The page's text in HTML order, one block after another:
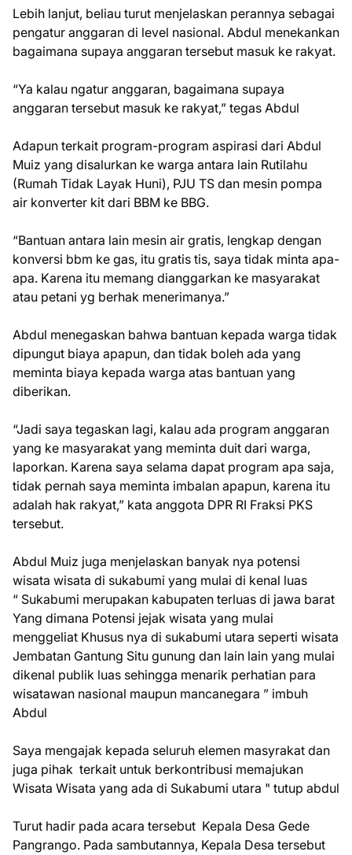
Lebih lanjut, beliau turut menjelaskan perannya sebagai
pengatur anggaran di level nasional. Abdul menekankan
bagaimana supaya anggaran tersebut masuk ke rakyat.
“Ya kalau ngatur anggaran, bagaimana supaya
anggaran tersebut masuk ke rakyat,” tegas Abdul
Adapun terkait program-program aspirasi dari Abdul
Muiz yang disalurkan ke warga antara lain Rutilahu
(Rumah Tidak Layak Huni), PJU TS dan mesin pompa
air konverter kit dari BBM ke BBG.
“Bantuan antara lain mesin air gratis, lengkap dengan
konversi bbm ke gas, itu gratis tis, saya tidak minta apa-
apa. Karena itu memang dianggarkan ke masyarakat
atau petani yg berhak menerimanya.”
Abdul menegaskan bahwa bantuan kepada warga tidak
dipungut biaya apapun, dan tidak boleh ada yang
meminta biaya kepada warga atas bantuan yang
diberikan.
“Jadi saya tegaskan lagi, kalau ada program anggaran
yang ke masyarakat yang meminta duit dari warga,
laporkan. Karena saya selama dapat program apa saja,
tidak pernah saya meminta imbalan apapun, karena itu
adalah hak rakyat,” kata anggota DPR RI Fraksi PKS
tersebut.
Abdul Muiz juga menjelaskan banyak nya potensi
wisata wisata di sukabumi yang mulai di kenal luas
“ Sukabumi merupakan kabupaten terluas di jawa barat
Yang dimana Potensi jejak wisata yang mulai
menggeliat Khusus nya di sukabumi utara seperti wisata
Jembatan Gantung Situ gunung dan lain lain yang mulai
dikenal publik luas sehingga menarik perhatian para
wisatawan nasional maupun mancanegara ” imbuh
Abdul
Saya mengajak kepada seluruh elemen masyrakat dan
juga pihak terkait untuk berkontribusi memajukan
Wisata Wisata yang ada di Sukabumi utara " tutup abdul
Turut hadir pada acara tersebut Kepala Desa Gede
Pangrango. Pada sambutannya, Kepala Desa tersebut